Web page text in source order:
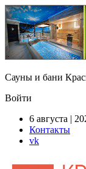
Сауны и бани
Войти
6 августа |
Контакты
vk